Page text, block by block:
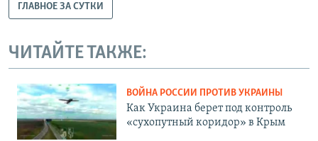
ГЛАВНОЕ ЗА СУТКИ
ЧИТАЙТЕ ТАКЖЕ:
ВОЙНА РОССИИ ПРОТИВ УКРАИНЫ
Как Украина берет под контроль
«сухопутный коридор» в Крым